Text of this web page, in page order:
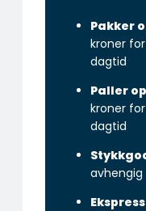
Pakker
kroner
dagtid
Paller
kroner
dagtid